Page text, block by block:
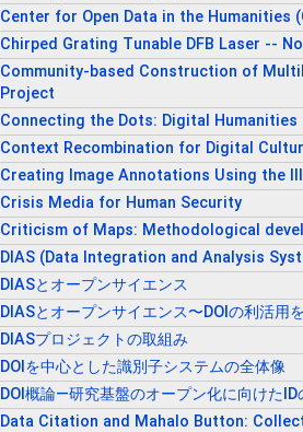
Center for Open Data in the Humanities
Chirped Grating Tunable DFB Laser --
Community-based Construction of
Project
Connecting the Dots: Digital
Context Recombination for Digital
Creating Image Annotations Using the
Crisis Media for Human Security
Criticism of Maps: Methodological
DIAS (Data Integration and Analysis
DIASとオープンサイエンス
DIASとオープンサイエンス〜DOIの利活用
DIASプロジェクトの取組み
DOIを中心とした識別子システムの全体像
DOI概論―研究基盤のオープン化に向けたID
Data Citation and Mahalo Button: